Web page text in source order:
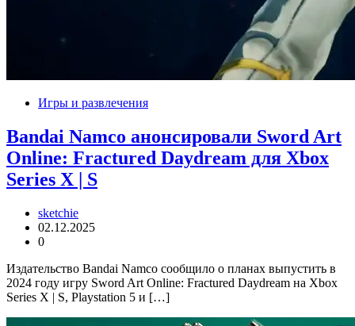
Игры и развлечения
Bandai Namco анонсировали Sword Art
Online: Fractured Daydream для Xbox
Series X | S
sketchie
02.12.2025
0
Издательство Bandai Namco сообщило о планах выпустить в
2024 году игру Sword Art Online: Fractured Daydream на Xbox
Series X | S, Playstation 5 и […]